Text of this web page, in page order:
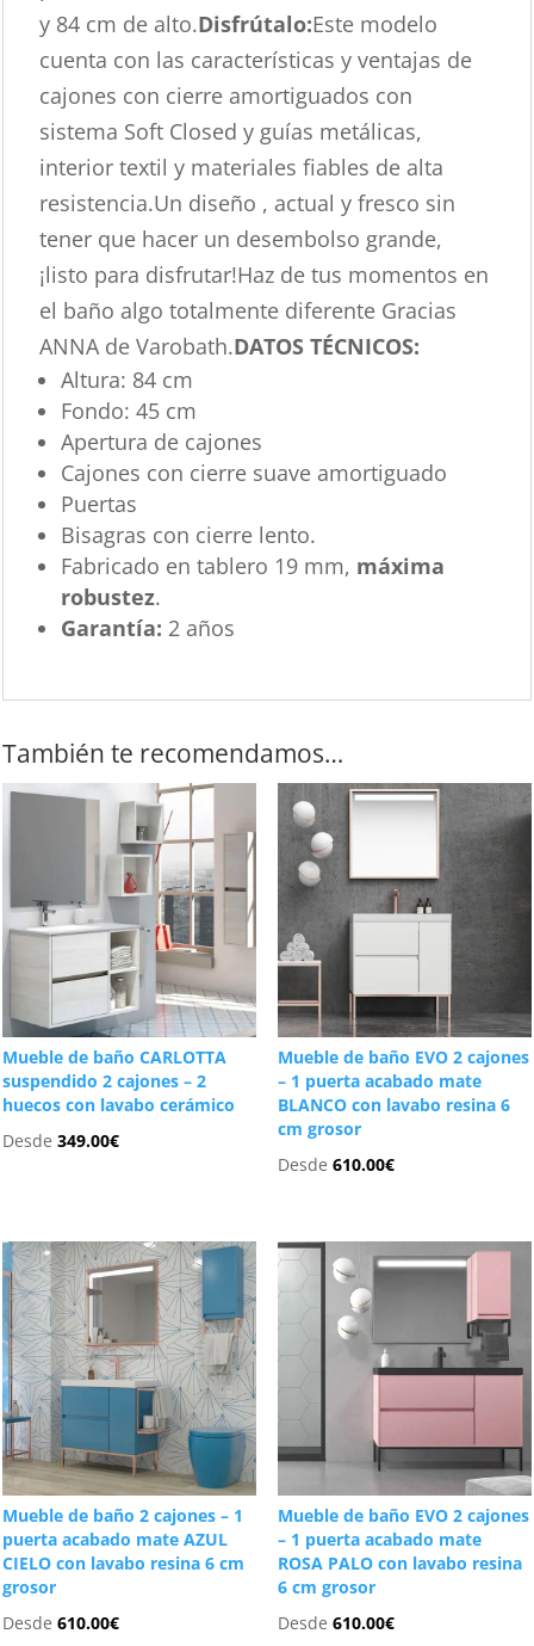
y 84 cm de alto.Disfrútalo:Este modelo
cuenta con las características y ventajas de
cajones con cierre amortiguados con
sistema Soft Closed y guías metálicas,
interior textil y materiales fiables de alta
resistencia.Un diseño , actual y fresco sin
tener que hacer un desembolso grande,
¡listo para disfrutar!Haz de tus momentos en
el baño algo totalmente diferente Gracias
ANNA de Varobath.DATOS TÉCNICOS:
Altura: 84 cm
Fondo: 45 cm
Apertura de cajones
Cajones con cierre suave amortiguado
Puertas
Bisagras con cierre lento.
Fabricado en tablero 19 mm, máxima
robustez.
Garantía: 2 años
También te recomendamos…
Mueble de baño CARLOTTA
suspendido 2 cajones – 2
huecos con lavabo cerámico
Desde349.00€
Mueble de baño EVO 2 cajones
– 1 puerta acabado mate
BLANCO con lavabo resina 6
cm grosor
Desde 610.00€
Mueble de baño 2 cajones – 1
puerta acabado mate AZUL
CIELO con lavabo resina 6 cm
grosor
Desde610.00€
Mueble de baño EVO 2 cajones
– 1 puerta acabado mate
ROSA PALO con lavabo resina
6 cm grosor
Desde 610.00€